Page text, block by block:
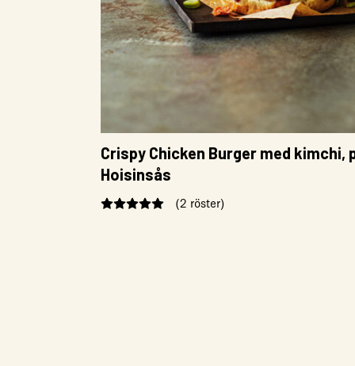
Crispy Chicken Burger med
Hoisinsås
(2 röster)